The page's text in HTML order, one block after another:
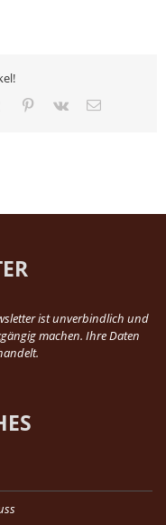
Tumblr Pinterest
Vk
E-
ist unverbindlich und
machen. Ihre Daten